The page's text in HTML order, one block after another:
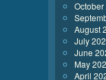
August
July
June
May
April